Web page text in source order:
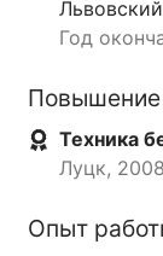
Год
Повышение
Техника
Луцк,
Опыт